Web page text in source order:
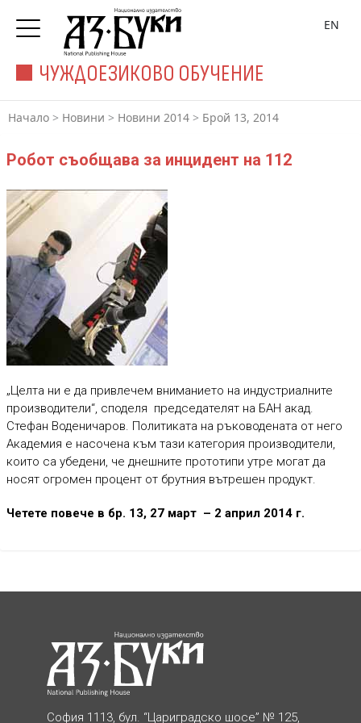
ЧУЖДОЕЗИКОВО ОБУЧЕНИЕ
EN
Начало > Новини > Новини 2014 > Брой 13, 2014
Робот съобщава за инцидент на 112
„Целта ни е да привлечем вниманието на индустриалните
производители“, споделя председателят на БАН акад.
Стефан Воденичаров. Политиката на ръководената от него
Академия е насочена към тази категория производители,
които са убедени, че днешните прототипи утре могат да
носят огромен процент от брутния вътрешен продукт.
Четете повече в бр. 13, 27 март – 2 април 2014 г.
София 1113, бул. “Цариградско шосе” № 125,